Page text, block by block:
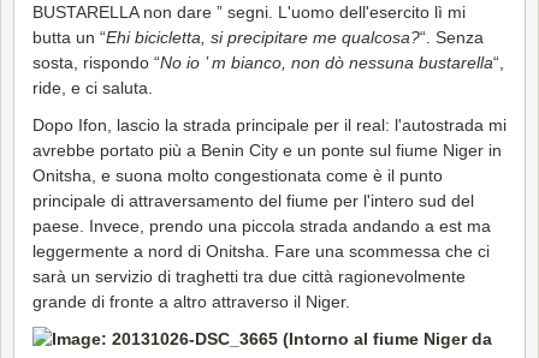
BUSTARELLA non dare ” segni. L'uomo dell'esercito lì mi
butta un “Ehi bicicletta, si precipitare me qualcosa?“. Senza
sosta, rispondo “No io ’ m bianco, non dò nessuna bustarella“,
ride, e ci saluta.
Dopo Ifon, lascio la strada principale per il real: l'autostrada mi
avrebbe portato più a Benin City e un ponte sul fiume Niger in
Onitsha, e suona molto congestionata come è il punto
principale di attraversamento del fiume per l'intero sud del
paese. Invece, prendo una piccola strada andando a est ma
leggermente a nord di Onitsha. Fare una scommessa che ci
sarà un servizio di traghetti tra due città ragionevolmente
grande di fronte a altro attraverso il Niger.